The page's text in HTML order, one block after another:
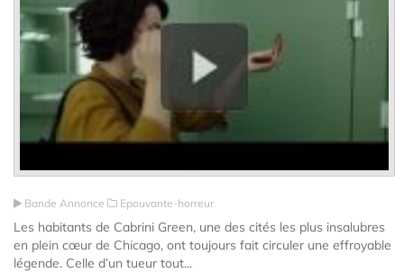
Bande Annonce Epouvante-horreur
Les habitants de Cabrini Green, une des cités les plus insalubres
en plein cœur de Chicago, ont toujours fait circuler une effroyable
légende. Celle d’un tueur tout...